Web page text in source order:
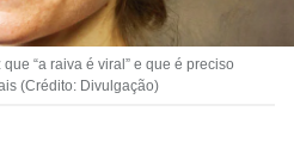
“a raiva é viral” e que é preciso
(Crédito: Divulgação)